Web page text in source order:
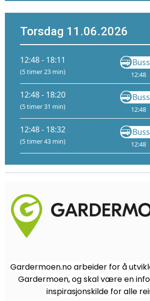
Torsdag 11.06.2026
12:48 - 18:11
(5 timer 23 min)
Buss
12:48
12:48 - 18:20
(5 timer 31 min)
Buss
12:48
12:48 - 18:32
(5 timer 43 min)
Buss
12:48
Gardermoen.no arbeider for å
Gardermoen, og skal være en
inspirasjonskilde for alle